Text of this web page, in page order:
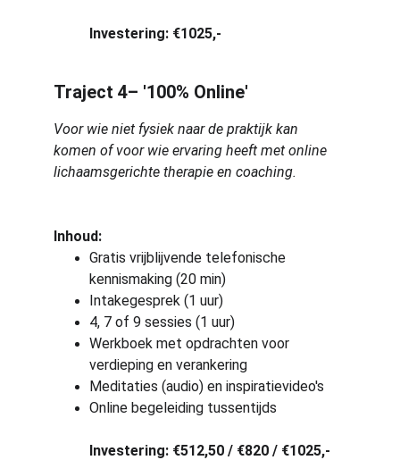
Investering: €1025,-
Traject 4– '100% Online'
Voor wie niet fysiek naar de praktijk kan
komen of voor wie ervaring heeft met online
lichaamsgerichte therapie en coaching.
Inhoud:
Gratis vrijblijvende telefonische
kennismaking (20 min)
Intakegesprek (1 uur)
4, 7 of 9 sessies (1 uur)
Werkboek met opdrachten voor
verdieping en verankering
Meditaties (audio) en inspiratievideo's
Online begeleiding tussentijds
Investering: €512,50 / €820 / €1025,-